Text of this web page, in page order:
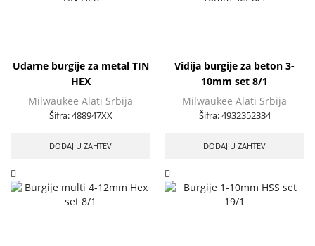
Udarne burgije za metal TIN
HEX
Milwaukee Alati Srbija
Šifra:488947XX
DODAJ U ZAHTEV
Vidija burgije za beton 3-
10mm set 8/1
Milwaukee Alati Srbija
Šifra:4932352334
DODAJ U ZAHTEV